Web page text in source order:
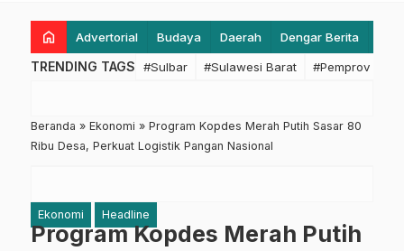
home Advertorial Budaya Daerah Dengar Berita
TRENDING TAGS #Sulbar #Sulawesi Barat #Pemprov
Beranda » Ekonomi » Program Kopdes Merah Putih Sasar 80
Ribu Desa, Perkuat Logistik Pangan Nasional
Ekonomi Headline
Program Kopdes Merah Putih